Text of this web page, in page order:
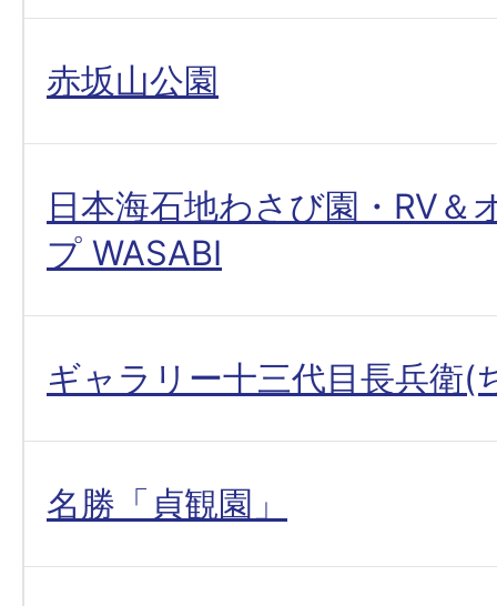
赤坂山公園
日本海石地わさび園・RV＆
プ WASABI
ギャラリー十三代目長兵衛(
名勝「貞観園」